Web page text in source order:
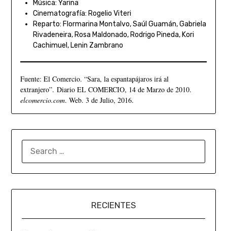
Música: Yarina
Cinematografía: Rogelio Viteri
Reparto: Flormarina Montalvo, Saúl Guamán, Gabriela
Rivadeneira, Rosa Maldonado, Rodrigo Pineda, Kori
Cachimuel, Lenin Zambrano
Fuente: El Comercio. “Sara, la espantapájaros irá al
extranjero”. Diario EL COMERCIO, 14 de Marzo de 2010.
elcomercio.com. Web. 3 de Julio, 2016.
RECIENTES